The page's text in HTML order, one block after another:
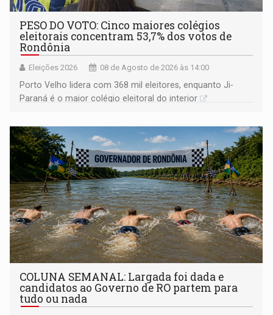
PESO DO VOTO: Cinco maiores colégios
eleitorais concentram 53,7% dos votos de
Rondônia
Eleições 2026 08 de Agosto de 2026 às 14:00
Porto Velho lidera com 368 mil eleitores, enquanto Ji-
Paraná é o maior colégio eleitoral do interior
COLUNA SEMANAL: Largada foi dada e
candidatos ao Governo de RO partem para
tudo ou nada